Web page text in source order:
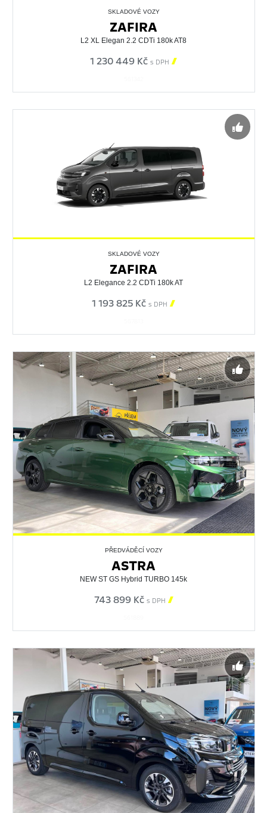
SKLADOVÉ VOZY
ZAFIRA
L2 XL Elegan 2.2 CDTi 180k AT8
1 230 449 Kč s DPH 
SKLADOVÉ VOZY
ZAFIRA
L2 Elegance 2.2 CDTi 180k AT
1 193 825 Kč s DPH 
PŘEDVÁDĚCÍ VOZY
ASTRA
NEW ST GS Hybrid TURBO 145k
743 899 Kč s DPH 